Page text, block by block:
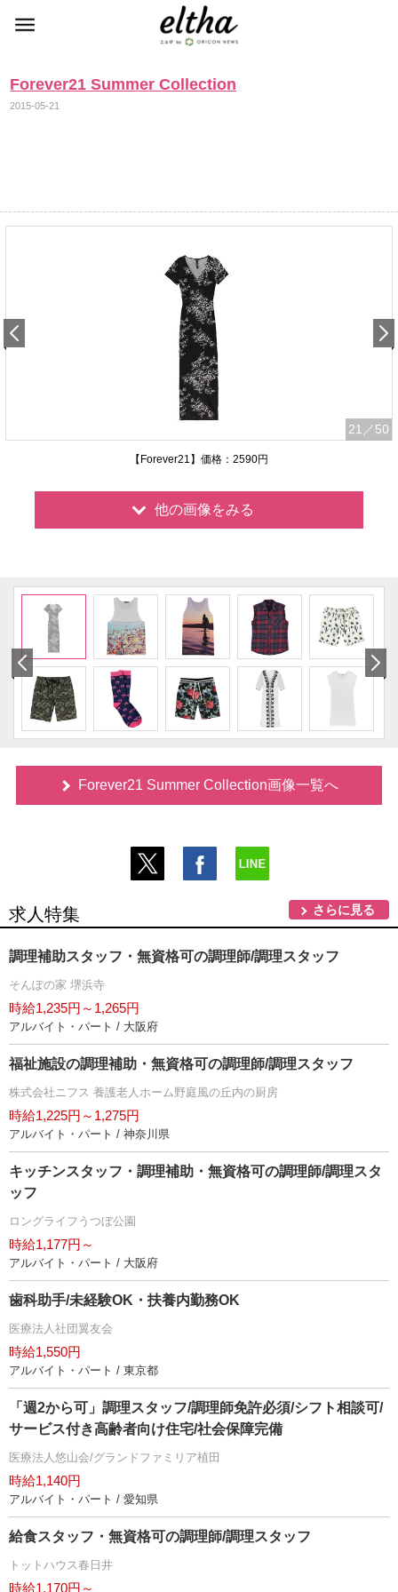
Forever21 Summer Collection
2015-05-21
21 ／50
【Forever21】価格：2590円
他の画像をみる
Forever21 Summer Collection画像一覧へ
求人特集 さらに見る
調理補助スタッフ・無資格可の調理師/調理スタッフ
そんぽの家 堺浜寺
時給1,235円～1,265円
アルバイト・パート / 大阪府
福祉施設の調理補助・無資格可の調理師/調理スタッフ
株式会社ニフス 養護老人ホーム野庭風の丘内の厨房
時給1,225円～1,275円
アルバイト・パート / 神奈川県
キッチンスタッフ・調理補助・無資格可の調理師/調理スタ
ッフ
ロングライフうつぼ公園
時給1,177円～
アルバイト・パート / 大阪府
歯科助手/未経験OK・扶養内勤務OK
医療法人社団翼友会
時給1,550円
アルバイト・パート / 東京都
「週2から可」調理スタッフ/調理師免許必須/シフト相談可/
サービス付き高齢者向け住宅/社会保障完備
医療法人悠山会/グランドファミリア植田
時給1,140円
アルバイト・パート / 愛知県
給食スタッフ・無資格可の調理師/調理スタッフ
トットハウス春日井
時給1,170円～